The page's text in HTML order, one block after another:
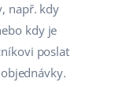
např. kdy
kdy je
poslat